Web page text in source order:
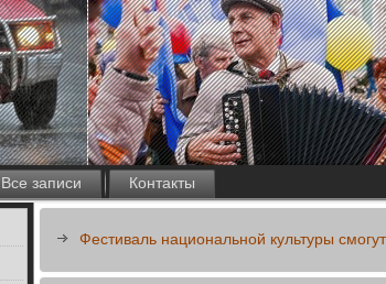
Все записи
Контакты
Фестиваль национальной культуры